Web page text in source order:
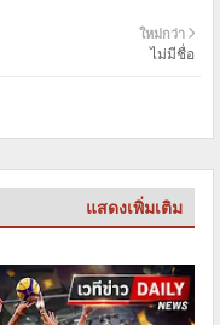
ใหม่กว่า
ไม่มีชื่อ
แสดงเพิ่มเติม